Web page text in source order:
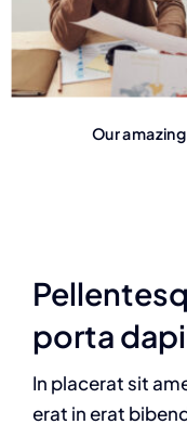
Our
porta
In placerat sit
erat in erat